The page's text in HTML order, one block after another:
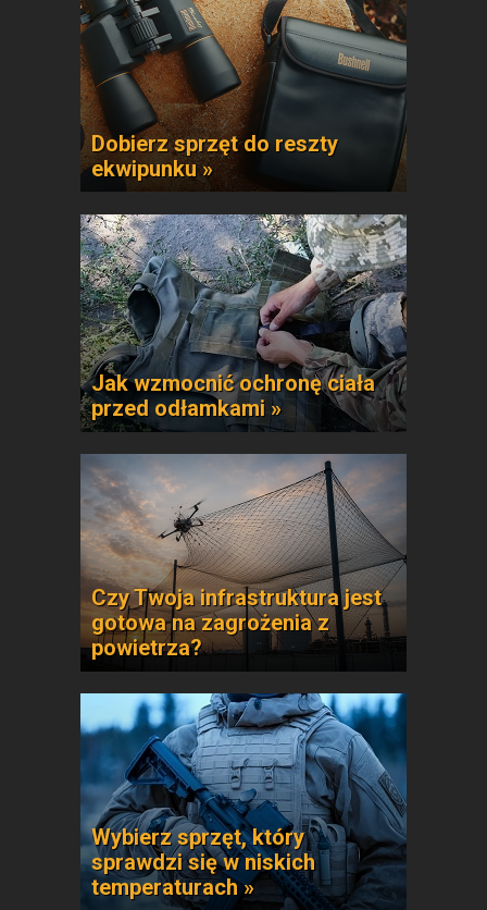
Dobierz sprzęt do reszty
ekwipunku »
Jak wzmocnić ochronę ciała
przed odłamkami »
Czy Twoja infrastruktura jest
gotowa na zagrożenia z
powietrza?
Wybierz sprzęt, który
sprawdzi się w niskich
temperaturach »